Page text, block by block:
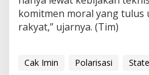
komitmen moral yang tulus
rakyat,” ujarnya. (Tim)
Cak Imin Polarisasi